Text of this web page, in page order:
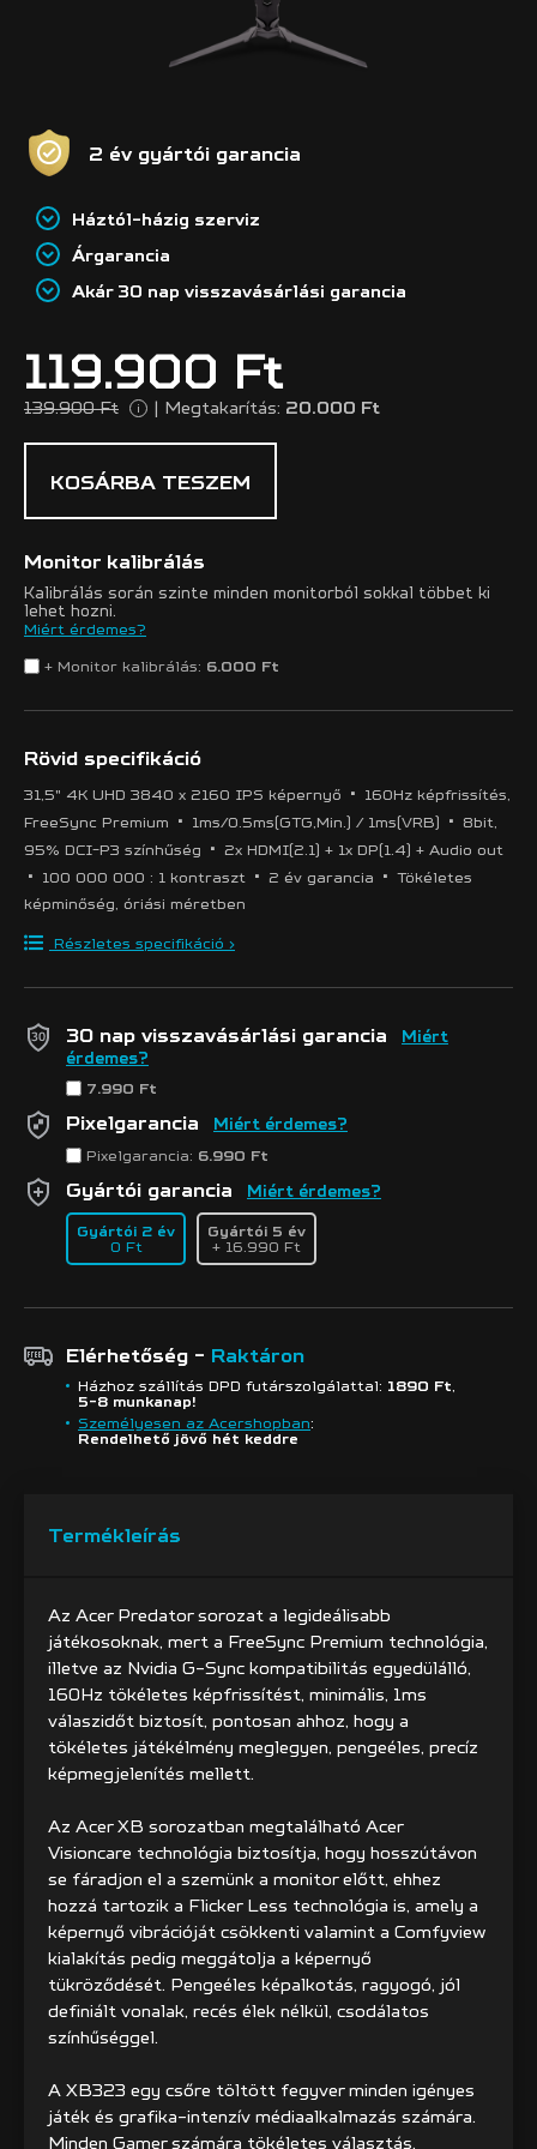
2 év gyártói garancia
Háztól-házig szerviz
Árgarancia
Akár 30 nap visszavásárlási garancia
119.900 Ft
139.900 Ft i | Megtakarítás: 20.000 Ft
KOSÁRBA TESZEM
Monitor kalibrálás
Kalibrálás során szinte minden monitorból sokkal többet ki
lehet hozni.
Miért érdemes?
+ Monitor kalibrálás: 6.000 Ft
Rövid specifikáció
31,5" 4K UHD 3840 x 2160 IPS képernyő •
160Hz képfrissítés,
FreeSync Premium
• 1ms/0.5ms(GTG,Min.) / 1ms(VRB) •
8bit,
95% DCI-P3 színhűség
• 2x HDMI(2.1) + 1x DP(1.4) + Audio out
• 100 000 000 : 1 kontraszt • 2 év garancia •
Tökéletes
képminőség, óriási méretben
Részletes specifikáció >
30 nap visszavásárlási garancia
Miért
érdemes?
7.990 Ft
Pixelgarancia Miért érdemes?
Pixelgarancia: 6.990 Ft
Gyártói garancia Miért érdemes?
Gyártói 2 év
0 Ft
Gyártói 5 év
+ 16.990 Ft
Elérhetőség - Raktáron
Házhoz szállítás DPD futárszolgálattal: 1890 Ft
5-8 munkanap!
Személyesen az Acershopban:
Rendelhető jövő hét keddre
Termékleírás
Az Acer Predator sorozat a legideálisabb
játékosoknak, mert a FreeSync Premium technológia,
illetve az Nvidia G-Sync kompatibilitás egyedülálló,
160Hz tökéletes képfrissítést, minimális, 1ms
válaszidőt biztosít, pontosan ahhoz, hogy a
tökéletes játékélmény meglegyen, pengeéles, precíz
képmegjelenítés mellett.
Az Acer XB sorozatban megtalálható Acer
Visioncare technológia biztosítja, hogy hosszútávon
se fáradjon el a szemünk a monitor előtt, ehhez
hozzá tartozik a Flicker Less technológia is, amely a
képernyő vibrációját csökkenti valamint a Comfyview
kialakítás pedig meggátolja a képernyő
tükröződését. Pengeéles képalkotás, ragyogó, jól
definiált vonalak, recés élek nélkül, csodálatos
színhűséggel.
A XB323 egy csőre töltött fegyver minden igényes
játék és grafika-intenzív médiaalkalmazás számára.
Minden Gamer számára tökéletes választás,